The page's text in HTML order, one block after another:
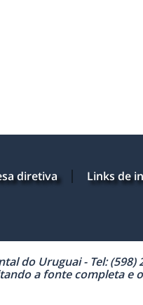
diretiva
Links de
do Uruguai - Tel: (598)
a fonte completa e